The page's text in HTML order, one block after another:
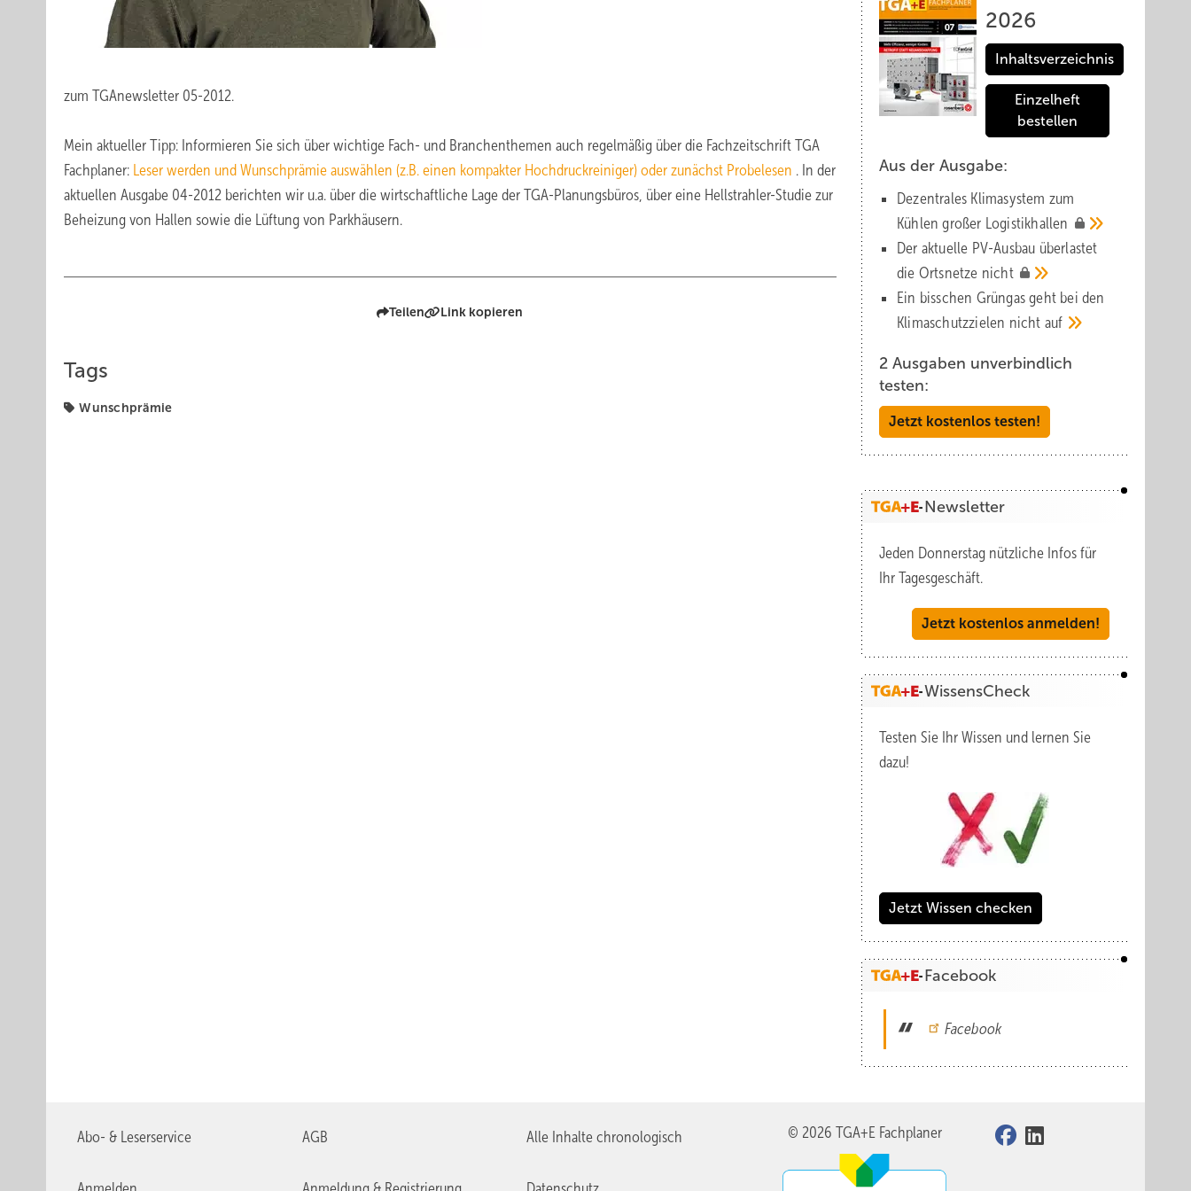
zum TGAnewsletter 05-2012.
Mein aktueller Tipp: Informieren Sie sich über wichtige Fach- und Branchenthemen auch regelmäßig über die Fachzeitschrift TGA
Fachplaner: Leser werden und Wunschprämie auswählen (z.B. einen kompakter Hochdruckreiniger) oder zunächst Probelesen . In der
aktuellen Ausgabe 04-2012 berichten wir u.a. über die wirtschaftliche Lage der TGA-Planungsbüros, über eine Hellstrahler-Studie zur
Beheizung von Hallen sowie die Lüftung von Parkhäusern.
Teilen Link kopieren
Tags
Wunschprämie
2026
Inhaltsverzeichnis
Einzelheft
bestellen
Aus der Ausgabe:
Dezentrales Klimasystem zum
Kühlen großer Logistik­hallen
Der aktuelle PV-Ausbau über­lastet
die Orts­netze nicht
Ein bisschen Grüngas geht bei den
Klima­schutz­zielen nicht auf
2 Ausgaben unverbindlich
testen:
Jetzt kostenlos testen!
Newsletter
Jeden Donnerstag nützliche Infos für
Ihr Tagesgeschäft.
Jetzt kostenlos anmelden!
WissensCheck
Testen Sie Ihr Wissen und lernen Sie
dazu!
Jetzt Wissen checken
Facebook
Facebook
Abo- & Leserservice AGB Alle Inhalte chronologisch © 2026 TGA+E Fachplaner